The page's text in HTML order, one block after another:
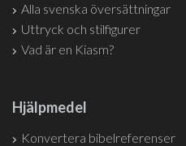
Alla svenska översättningar
Uttryck och stilfigurer
Vad är en Kiasm?
Hjälpmedel
Konvertera bibelreferenser